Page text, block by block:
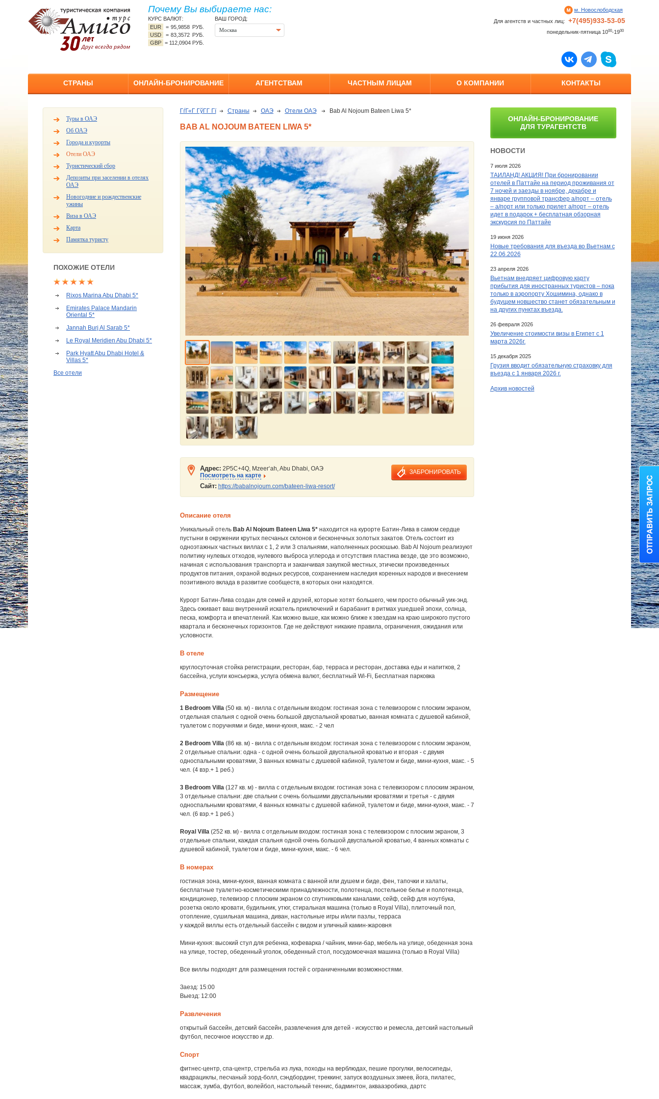
Почему Вы выбираете нас:
КУРС ВАЛЮТ:
EUR
=95,9858 РУБ.
USD
=83,3572 РУБ.
GBP = 112,0904 РУБ.
ВАШ ГОРОД:
Москва
м. Новослободская
Для агентств и частных лиц:
+7(495)933-53-05
понедельник-пятница 1000-1900
СТРАНЫ ОНЛАЙН-БРОНИРОВАНИЕ АГЕНТСТВАМ ЧАСТНЫМ ЛИЦАМ О КОМПАНИИ КОНТАКТЫ
Туры в ОАЭ
Об ОАЭ
Города и курорты
Отели ОАЭ
Туристический сбор
Депозиты при заселении в отелях
ОАЭ
Новогодние и рождественские
ужины
Виза в ОАЭ
Карта
Памятка туристу
ПОХОЖИЕ ОТЕЛИ
Rixos Marina Abu Dhabi 5*
Emirates Palace Mandarin
Oriental 5*
Jannah Burj Al Sarab 5*
Le Royal Meridien Abu Dhabi 5*
Park Hyatt Abu Dhabi Hotel &
Villas 5*
Все отели
ГѓГ«Г ГўГ­Г Гї Страны ОАЭ Отели ОАЭ Bab Al Nojoum Bateen Liwa 5*
BAB AL NOJOUM BATEEN LIWA 5*
ЗАБРОНИРОВАТЬ
Адрес: 2P5C+4Q, Mzeerʻah, Abu Dhabi, ОАЭ
Посмотреть на карте
Сайт: https://babalnojoum.com/bateen-liwa-resort/
Описание отеля
Уникальный отель Bab Al Nojoum Bateen Liwa 5*находится на курорте Батин-Лива в самом сердце
пустыни в окружении крутых песчаных склонов и бесконечных золотых закатов. Отель состоит из
одноэтажных частных виллах с 1, 2 или 3 спальнями, наполненных роскошью. Bab Al Nojoum реализуют
политику нулевых отходов, нулевого выброса углерода и отсутствия пластика везде, где это возможно,
начиная с использования транспорта и заканчивая закупкой местных, этически произведенных
продуктов питания, охраной водных ресурсов, сохранением наследия коренных народов и внесением
позитивного вклада в развитие сообществ, в которых они находятся.
Курорт Батин-Лива создан для семей и друзей, которые хотят большего, чем просто обычный уик-энд.
Здесь оживает ваш внутренний искатель приключений и барабанит в ритмах ушедшей эпохи, солнца,
песка, комфорта и впечатлений. Как можно выше, как можно ближе к звездам на краю широкого пустого
квартала и бесконечных горизонтов. Где не действуют никакие правила, ограничения, ожидания или
условности.
В отеле
круглосуточная стойка регистрации, ресторан, бар, терраса и ресторан, доставка еды и напитков, 2
бассейна, услуги консьержа, услуга обмена валют, бесплатный Wi-Fi, Бесплатная парковка
Размещение
1 Bedroom Villa(50 кв. м) - вилла с отдельным входом: гостиная зона с телевизором с плоским экраном,
отдельная спальня с одной очень большой двуспальной кроватью, ванная комната с душевой кабиной,
туалетом с поручнями и биде, мини-кухня, макс. - 2 чел
2 Bedroom Villa(86 кв. м) - вилла с отдельным входом: гостиная зона с телевизором с плоским экраном,
2 отдельные спальни: одна - с одной очень большой двуспальной кроватью и вторая - с двумя
односпальными кроватями, 3 ванных комнаты с душевой кабиной, туалетом и биде, мини-кухня, макс. - 5
чел. (4 взр.+ 1 реб.)
3 Bedroom Villa(127 кв. м) - вилла с отдельным входом: гостиная зона с телевизором с плоским экраном,
3 отдельные спальни: две спальни с очень большими двуспальными кроватями и третья - с двумя
односпальными кроватями, 4 ванных комнаты с душевой кабиной, туалетом и биде, мини-кухня, макс. - 7
чел. (6 взр.+ 1 реб.)
Royal Villa(252 кв. м) - вилла с отдельным входом: гостиная зона с телевизором с плоским экраном, 3
отдельные спальни, каждая спальня одной очень большой двуспальной кроватью, 4 ванных комнаты с
душевой кабиной, туалетом и биде, мини-кухня, макс. - 6 чел.
В номерах
гостиная зона, мини-кухня, ванная комната с ванной или душем и биде, фен, тапочки и халаты,
бесплатные туалетно-косметическими принадлежности, полотенца, постельное белье и полотенца,
кондиционер, телевизор с плоским экраном со спутниковыми каналами, сейф, сейф для ноутбука,
розетка около кровати, будильник, утюг, стиральная машина (только в Royal Villa), плиточный пол,
отопление, сушильная машина, диван, настольные игры и/или пазлы, терраса
у каждой виллы есть отдельный бассейн с видом и уличный камин-жаровня
Мини-кухня: высокий стул для ребенка, кофеварка / чайник, мини-бар, мебель на улице, обеденная зона
на улице, тостер, обеденный уголок, обеденный стол, посудомоечная машина (только в Royal Villa)
Все виллы подходят для размещения гостей с ограниченными возможностями.
Заезд: 15:00
Выезд: 12:00
Развлечения
открытый бассейн, детский бассейн, развлечения для детей - искусство и ремесла, детский настольный
футбол, песочное искусство и др.
Спорт
фитнес-центр, спа-центр, стрельба из лука, походы на верблюдах, пешие прогулки, велосипеды,
квадрациклы, песчаный зорд-болл, сэндбординг, треккинг, запуск воздушных змеев, йога, пилатес,
массаж, зумба, футбол, волейбол, настольный теннис, бадминтон, аквааэробика, дартс
ОНЛАЙН-БРОНИРОВАНИЕ
ДЛЯ ТУРАГЕНТСТВ
НОВОСТИ
7 июля 2026
ТАИЛАНД! АКЦИЯ! При бронировании
отелей в Паттайе на период проживания от
7 ночей и заезды в ноябре, декабре и
январе групповой трансфер а/порт – отель
– а/порт или только прилет а/порт – отель
идет в подарок + бесплатная обзорная
экскурсия по Паттайе
19 июня 2026
Новые требования для въезда во Вьетнам с
22.06.2026
23 апреля 2026
Вьетнам внедряет цифровую карту
прибытия для иностранных туристов – пока
только в аэропорту Хошимина, однако в
будущем новшество станет обязательным и
на других пунктах въезда.
26 февраля 2026
Увеличение стоимости визы в Египет c 1
марта 2026г.
15 декабря 2025
Грузия вводит обязательную страховку для
въезда с 1 января 2026 г.
Архив новостей